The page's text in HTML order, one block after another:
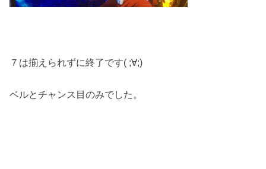
７は揃えられずに終了です( ;∀;)
ベルとチャンス目のみでした。